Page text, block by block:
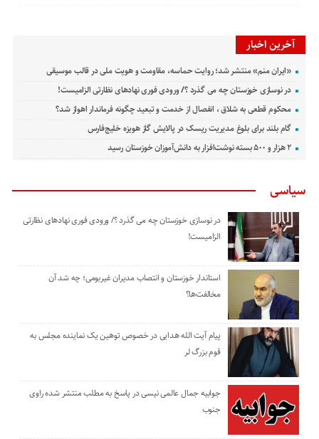
آخرین اخبار
«ایران منم» منتشر شد؛ روایت حماسه، مقاومت و هویت ملی در قالب موسیقی
در نوسازی خوزستان چه می گذرد ؟/ ورودی فوری نهادهای نظارتی الزامیست!
محکوم قطعی به شلاق ، انفصال از خدمت و تبعید چگونه فرماندار اهواز شد؟
گام بلند برای بلوغ مدیریت ریسک در پالایش گاز هویزه خلیج‌فارس
۲ هزار و ۵۰۰ بسته نوشت‌افزار به دانش‌آموزان خوزستان رسید
سیاسی
در نوسازی خوزستان چه می گذرد ؟/ ورودی فوری نهادهای نظارتی
الزامیست!
استاندار خوزستان و انتصاب مدیران غیربومی؛ چه شد آن
مخالفت‌ها؟
پیام آیت الله هدایی در خصوص توهین یک نماینده مجلس به
قوم بزرگ لر
جوابیه جمال عالمی نیسی در پاسخ به مطلب منتشر شده راوی
جنوب